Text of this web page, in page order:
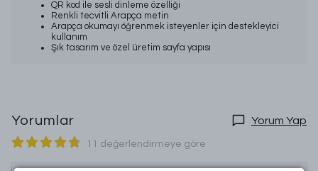
QR kod ile sesli dinleme özelliği
Renkli tecvitli Arapça metin
Arapça okumayı öğrenmek isteyenler için destekleyici
kullanım
Şık tasarım ve özel üretim sayfa yapısı
Yorumlar Yorum Yap
11 değerlendirmeye göre